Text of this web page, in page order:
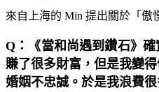
來自上海的 Min 提出關於「傲
Q：《當和尚遇到鑽石》
賺了很多財富，但是我變
婚姻不忠誠。於是我浪費